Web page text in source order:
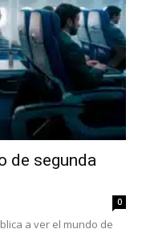
de segunda
0
a ver el mundo de